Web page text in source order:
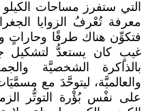
التي ستفرز مساحات
معرفة تُعْرفُ الزوايا
فتكوِّن هناك طرقًا وحاراتٍ
غيبٍ كان يستعدُّ لتشكيل
بالذاكرة الشخصيَّة
والعالميَّة، ليتوحَّدَ مع
على نفْس بُؤْرة التوتُّر